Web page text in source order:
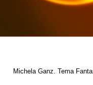
Michela Ganz. Tema